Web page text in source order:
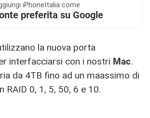
iPhoneItalia come
preferita su Google
la nuova porta
interfacciarsi con i nostri Mac.
da 4TB fino ad un maassimo di
RAID 0, 1, 5, 50, 6 e 10.